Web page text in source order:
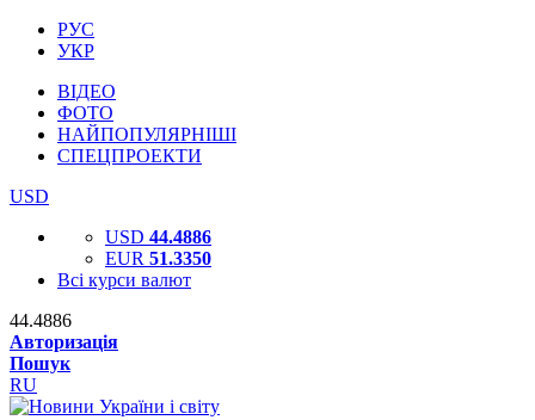
РУС
УКР
ВІДЕО
ФОТО
НАЙПОПУЛЯРНІШІ
СПЕЦПРОЕКТИ
USD
USD 44.4886
EUR 51.3350
Всі курси валют
44.4886
Авторизація
Пошук
RU